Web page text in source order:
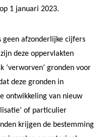
1 januari 2023.
geen afzonderlijke cijfers
deze oppervlakten
‘verworven’ gronden voor
deze gronden in
ontwikkeling van nieuw
of particulier
krijgen de bestemming